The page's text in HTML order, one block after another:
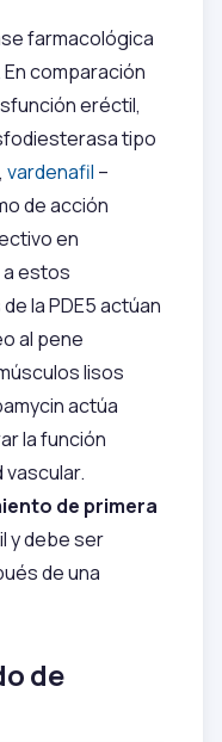
farmacológica
En comparación
eréctil,
tipo
vardenafil –
de acción
en
estos
la PDE5 actúan
al pene
lisos
actúa
la función
vascular.
de primera
y debe ser
de una
de